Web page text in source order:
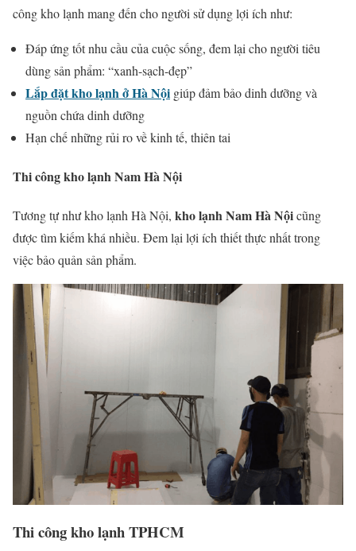
công kho lạnh mang đến cho người sử dụng lợi ích như:
Đáp ứng tốt nhu cầu của cuộc sống, đem lại cho người tiêu
dùng sản phẩm: “xanh-sạch-đẹp”
Lắp đặt kho lạnh ở Hà Nội giúp đảm bảo dinh dưỡng và
nguồn chứa dinh dưỡng
Hạn chế những rủi ro về kinh tế, thiên tai
Thi công kho lạnh Nam Hà Nội
Tương tự như kho lạnh Hà Nội, kho lạnh Nam Hà Nộicũng
được tìm kiếm khá nhiều. Đem lại lợi ích thiết thực nhất trong
việc bảo quản sản phẩm.
Thi công kho lạnh TPHCM